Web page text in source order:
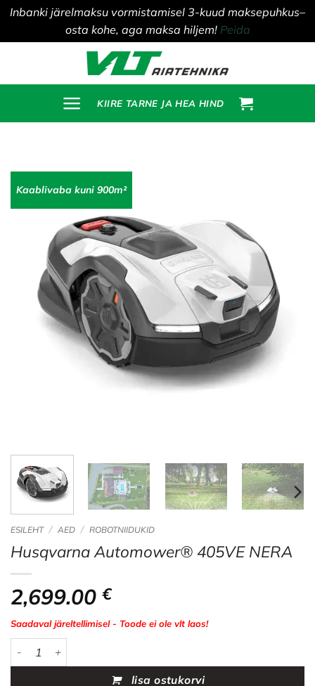
Inbanki järelmaksu vormistamisel 3-kuud maksepuhkus–
osta kohe, aga maksa hiljem! Peida
content
KIIRE TARNE JA HEA HIND
Kaablivaba kuni 900m²
ESILEHT / AED / ROBOTNIIDUKID
Husqvarna Automower® 405VE NERA
2,699.00 €
Saadaval järeltellimisel - Toode ei ole vlt laos!
Husqvarna Automower® 405VE NERA kogus
lisa ostukorvi